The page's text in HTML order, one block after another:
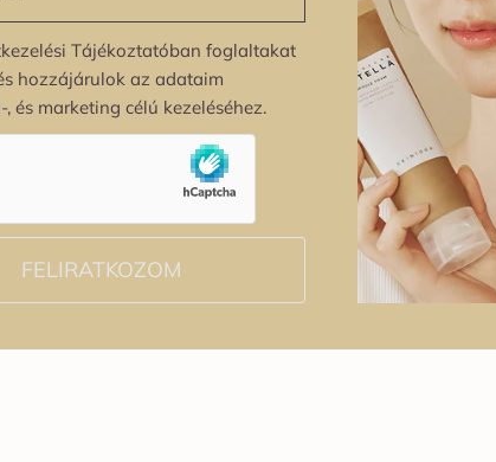
Tájékoztatóban foglaltakat
hozzájárulok az adataim
és marketing célú kezeléséhez.
FELIRATKOZOM